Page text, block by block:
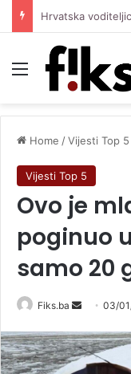
Menu
Home /Vijesti Top 5
Vijesti Top 5
Ovo je
poginuo
samo 20
Fiks.ba
Send
email
03/